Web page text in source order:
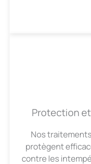
Protection
Nos
protègent
contre les